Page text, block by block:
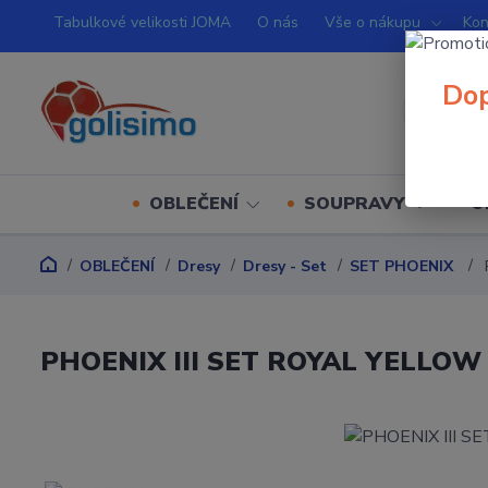
Tabulkové velikosti JOMA O nás Vše o nákupu
OBLEČENÍ SOUPRAVY
OBLEČENÍ Dresy Dresy - Set SET PHOENIX
PHOENIX III SET ROYAL YELLOW